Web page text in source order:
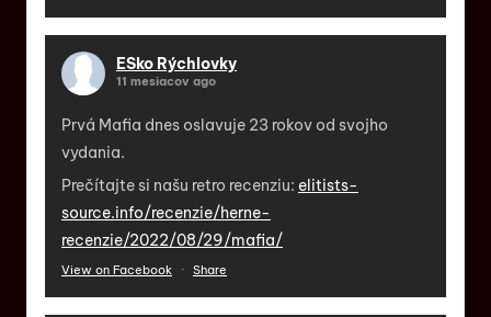
ESko Rýchlovky
11 mesiacov ago
Prvá Mafia dnes oslavuje 23 rokov od svojho
vydania.
Prečítajte si našu retro recenziu: elitists-
source.info/recenzie/herne-
recenzie/2022/08/29/mafia/
View on Facebook · Share